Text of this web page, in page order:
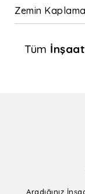
Zemin Kaplama
Tüm
Aradığınız